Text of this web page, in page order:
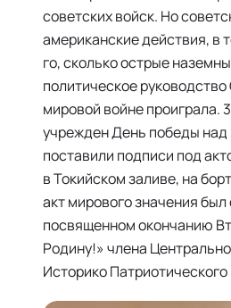
советских войск. Но
американские действия, в
го, сколько острые
политическое
мировой войне проиграла.
учрежден День победы над
поставили подписи под
в Токийском заливе, на
акт мирового значения
посвященном окончанию
Родину!» члена
Историко